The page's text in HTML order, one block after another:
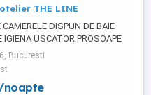
THE LINE
CAMERELE DISPUN DE BAIE
IGIENA USCATOR PROSOAPE
CU LENJERIE SI PERNE TV
WIFI +INTERNET
FIERBATOR APA +CEAI
MIC DEJUN -PRANZ-CINA
Bucuresti
noapte